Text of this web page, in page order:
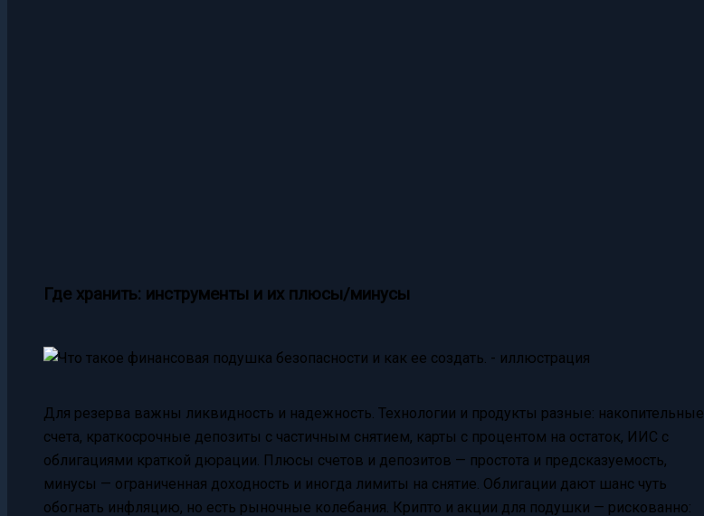
Где хранить: инструменты и их плюсы/минусы
Для резерва важны ликвидность и надежность. Технологии и продукты разные: накопительные
счета, краткосрочные депозиты с частичным снятием, карты с процентом на остаток, ИИС с
облигациями краткой дюрации. Плюсы счетов и депозитов — простота и предсказуемость,
минусы — ограниченная доходность и иногда лимиты на снятие. Облигации дают шанс чуть
обогнать инфляцию, но есть рыночные колебания. Крипто и акции для подушки — рискованно: